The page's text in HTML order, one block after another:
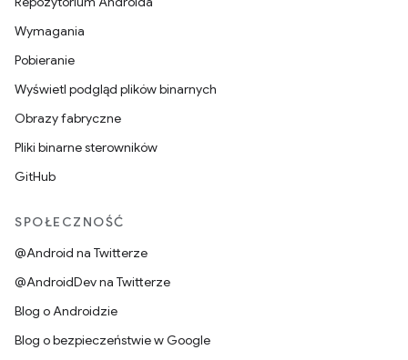
Wymagania
Pobieranie
Wyświetl podgląd plików binarnych
Obrazy fabryczne
Pliki binarne sterowników
GitHub
SPOŁECZNOŚĆ
@Android na Twitterze
@AndroidDev na Twitterze
Blog o Androidzie
Blog o bezpieczeństwie w Google